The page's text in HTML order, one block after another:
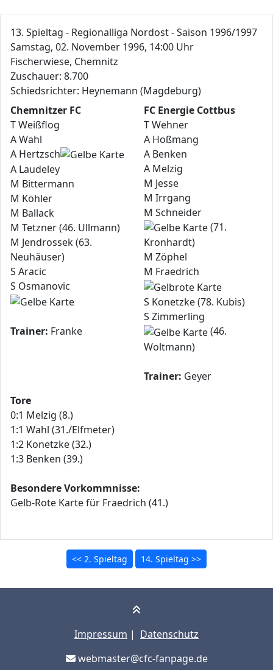
13. Spieltag - Regionalliga Nordost - Saison 1996/1997
Samstag, 02. November 1996, 14:00 Uhr
Fischerwiese, Chemnitz
Zuschauer: 8.700
Schiedsrichter: Heynemann (Magdeburg)
Chemnitzer FC
T Weißflog
A Wahl
A Hertzsch
A Laudeley
M Bittermann
M Köhler
M Ballack
M Tetzner (46. Ullmann)
M Jendrossek (63.
Neuhäuser)
S Aracic
S Osmanovic
Trainer: Franke
FC Energie Cottbus
T Wehner
A Hoßmang
A Benken
A Melzig
M Jesse
M Irrgang
M Schneider
(71.
Kronhardt)
M Zöphel
M Fraedrich
S Konetzke (78. Kubis)
S Zimmerling
(46.
Woltmann)
Trainer: Geyer
Tore
0:1 Melzig (8.)
1:1 Wahl (31./Elfmeter)
1:2 Konetzke (32.)
1:3 Benken (39.)
Besondere Vorkommnisse:
Gelb-Rote Karte für Fraedrich (41.)
<< 2. Spieltag 14. Spieltag >>
Impressum | Datenschutz
webmaster@cfc-fanpage.de